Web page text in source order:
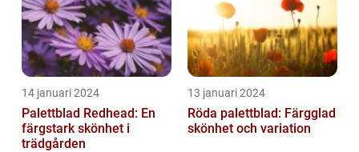
14 januari 2024
Palettblad Redhead: En
färgstark skönhet i
trädgården
13 januari 2024
Röda palettblad: Färgglad
skönhet och variation